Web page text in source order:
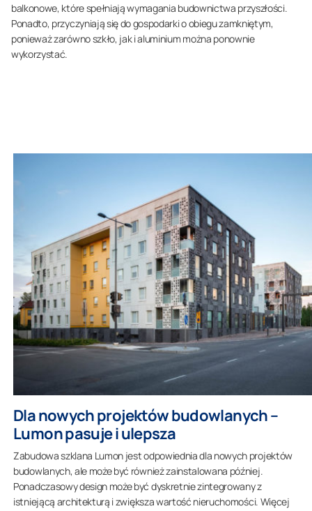
balkonowe, które spełniają wymagania budownictwa przyszłości.
Ponadto, przyczyniają się do gospodarki o obiegu zamkniętym,
ponieważ zarówno szkło, jak i aluminium można ponownie
wykorzystać.
Dla nowych projektów budowlanych –
Lumon pasuje i ulepsza
Zabudowa szklana Lumon jest odpowiednia dla nowych projektów
budowlanych, ale może być również zainstalowana później.
Ponadczasowy design może być dyskretnie zintegrowany z
istniejącą architekturą i zwiększa wartość nieruchomości. Więcej